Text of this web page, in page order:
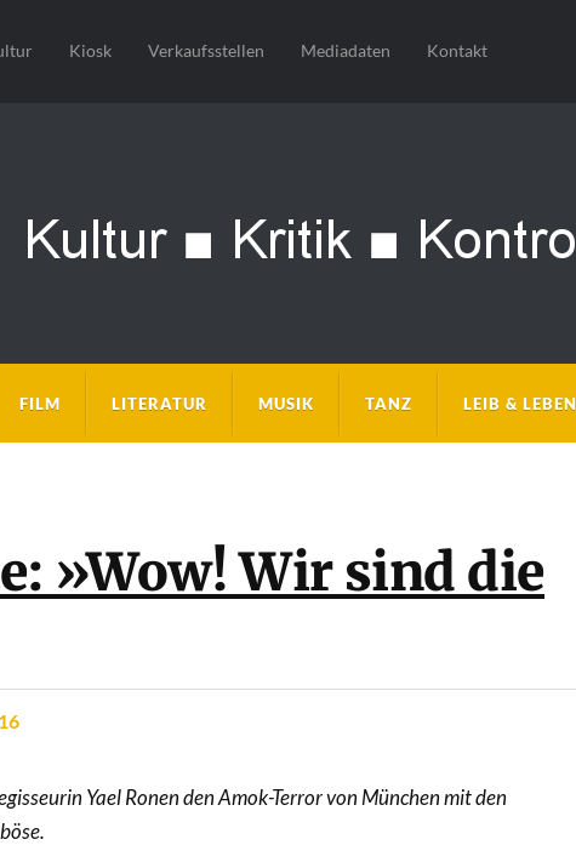
Kiosk Verkaufsstellen Mediadaten Kontakt
FILM LITERATUR MUSIK TANZ LEIB & LEBEN
»Wow! Wir sind die
Yael Ronen den Amok-Terror von München mit den